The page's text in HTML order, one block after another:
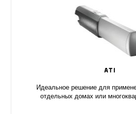
ATI
Идеальное решение для
отдельных домах или